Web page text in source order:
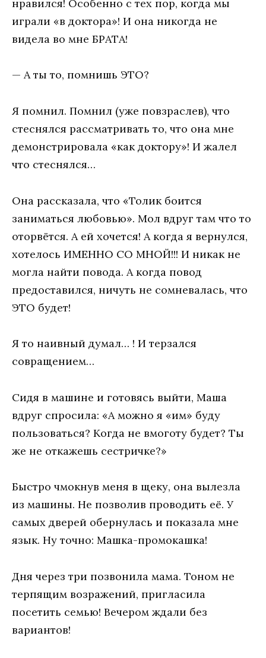
нравился! Особенно с тех пор, когда мы
играли «в доктора»! И она никогда не
видела во мне БРАТА!
— А ты то, помнишь ЭТО?
Я помнил. Помнил (уже повзраслев), что
стеснялся рассматривать то, что она мне
демонстрировала «как доктору»! И жалел
что стеснялся…
Она рассказала, что «Толик боится
заниматься любовью». Мол вдруг там что то
оторвётся. А ей хочется! А когда я вернулся,
хотелось ИМЕННО СО МНОЙ!!! И никак не
могла найти повода. А когда повод
предоставился, ничуть не сомневалась, что
ЭТО будет!
Я то наивный думал… ! И терзался
совращением…
Сидя в машине и готовясь выйти, Маша
вдруг спросила: «А можно я «им» буду
пользоваться? Когда не вмоготу будет? Ты
же не откажешь сестричке?»
Быстро чмокнув меня в щеку, она вылезла
из машины. Не позволив проводить её. У
самых дверей обернулась и показала мне
язык. Ну точно: Машка-промокашка!
Дня через три позвонила мама. Тоном не
терпящим возражений, пригласила
посетить семью! Вечером ждали без
вариантов!